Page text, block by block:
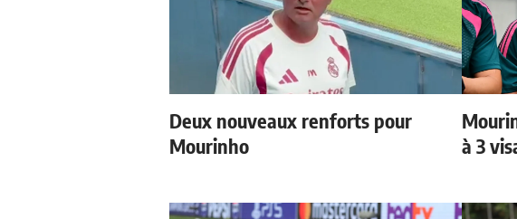
Deux nouveaux renforts pour
Mourinho
à 3